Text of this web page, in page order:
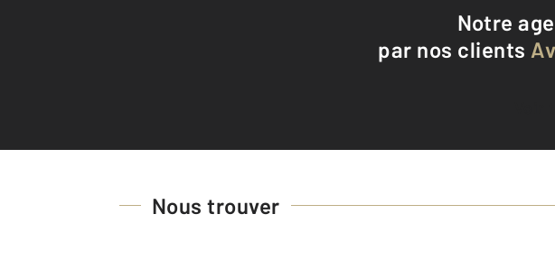
Notre
par nos clients
Nous trouver